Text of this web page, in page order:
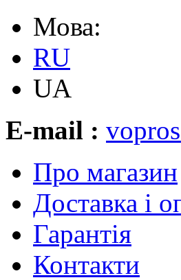
Мова:
RU
UA
E-mail :
Про магазин
Доставка і
Гарантія
Контакти